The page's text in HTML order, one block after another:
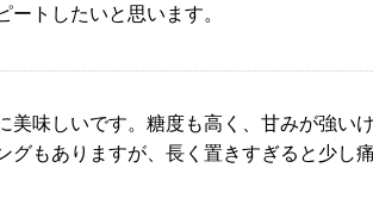
ートしたいと思います。
美味しいです。糖度も高く、甘みが強い
グもありますが、長く置きすぎると少し